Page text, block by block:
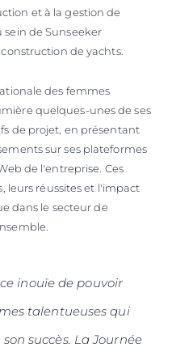
et à la gestion de
sein de Sunseeker
de yachts.
des femmes
quelques-unes de ses
de projet, en présentant
sur ses plateformes
de l'entreprise. Ces
leurs réussites et l'impact
dans le secteur de
inouïe de pouvoir
talentueuses qui
succès. La Journée